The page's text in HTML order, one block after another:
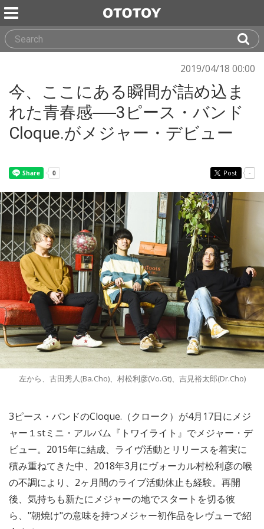
2019/04/18 00:00
今、ここにある瞬間が詰め込ま
れた青春感──3ピース・バンド
Cloque.がメジャー・デビュー
Post -
左から、古田秀人(Ba.Cho)、村松利彦(Vo.Gt)、吉見裕太郎(Dr.Cho)
3ピース・バンドのCloque.（クローク）が4月17日にメジ
ャー１stミニ・アルバム『トワイライト』でメジャー・デ
ビュー。2015年に結成、ライヴ活動とリリースを着実に
積み重ねてきた中、2018年3月にヴォーカル村松利彦の喉
の不調により、2ヶ月間のライブ活動休止も経験。再開
後、気持ちも新たにメジャーの地でスタートを切る彼
ら、"朝焼け"の意味を持つメジャー初作品をレヴューで紹